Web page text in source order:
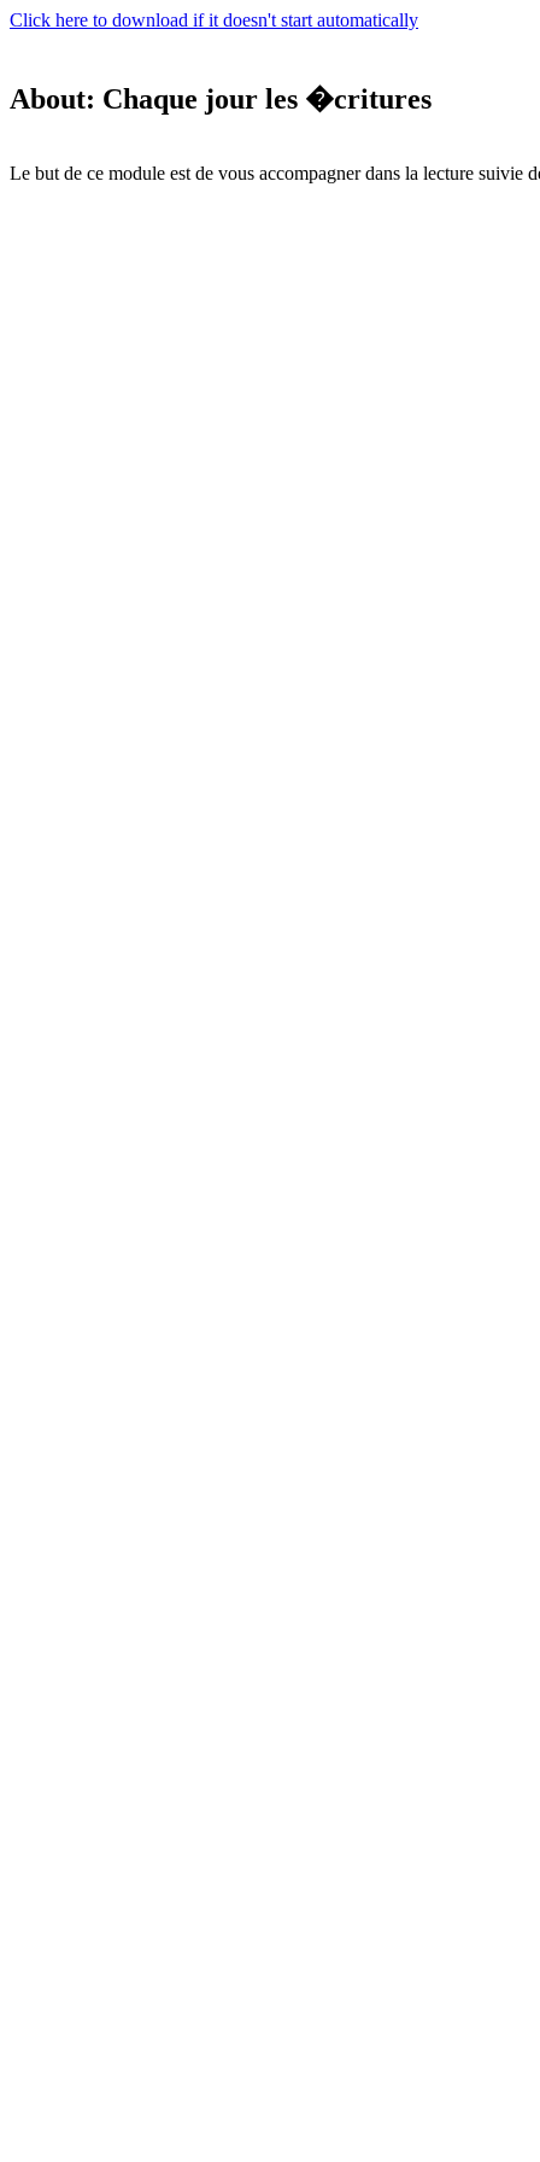
Click here to download if it doesn't start automatically
About: Chaque jour les �critures
Le but de ce module est de vous accompagner dans la lecture suivie